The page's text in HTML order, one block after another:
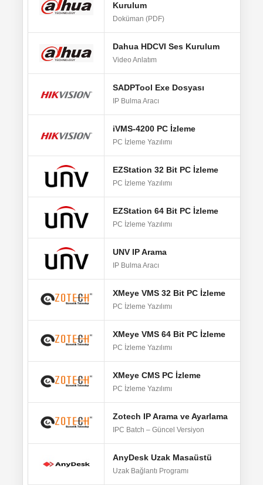
Kurulum
Doküman (PDF)
Dahua HDCVI Ses Kurulum
Video Anlatım
SADPTool Exe Dosyası
IP Bulma Aracı
iVMS-4200 PC İzleme
PC İzleme Yazılımı
EZStation 32 Bit PC İzleme
PC İzleme Yazılımı
EZStation 64 Bit PC İzleme
PC İzleme Yazılımı
UNV IP Arama
IP Bulma Aracı
XMeye VMS 32 Bit PC İzleme
PC İzleme Yazılımı
XMeye VMS 64 Bit PC İzleme
PC İzleme Yazılımı
XMeye CMS PC İzleme
PC İzleme Yazılımı
Zotech IP Arama ve Ayarlama
IPC Batch – Güncel Versiyon
AnyDesk Uzak Masaüstü
Uzak Bağlantı Programı